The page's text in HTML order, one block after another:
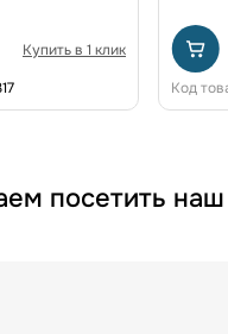
Купить в 1 клик
Код
посетить